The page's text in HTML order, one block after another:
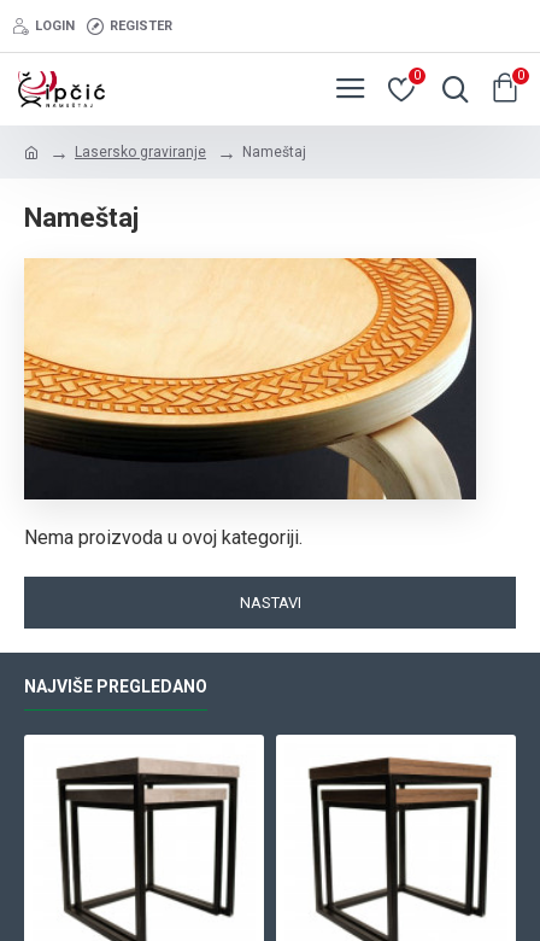
LOGIN REGISTER
0 0
Lasersko graviranje Nameštaj
Nameštaj
Nema proizvoda u ovoj kategoriji.
NASTAVI
NAJVIŠE PREGLEDANO